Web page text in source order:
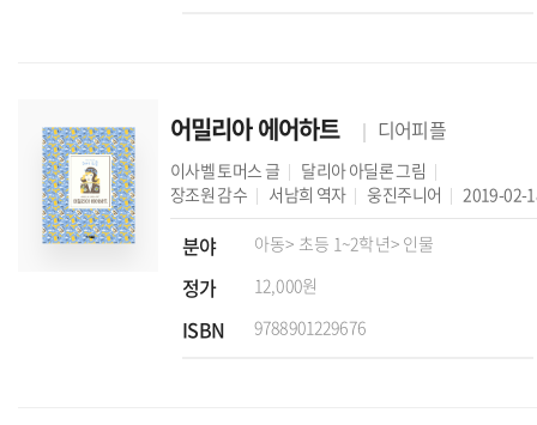
어밀리아 에어하트 디어피플
이사벨 토머스 글 달리아 아딜론그림
장조원 감수 서남희 역자 웅진주니어 2019-02-
분야 아동> 초등 1~2학년> 인물
정가 12,000원
ISBN 9788901229676